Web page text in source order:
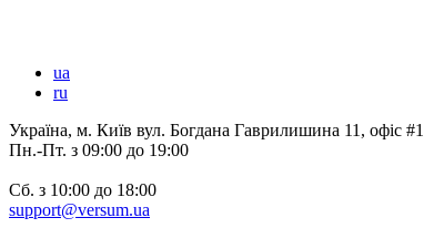
ua
ru
Україна, м. Київ вул. Богдана Гаврилишина 11, офіс #1
Пн.-Пт. з 09:00 до 19:00
Сб. з 10:00 до 18:00
support@versum.ua